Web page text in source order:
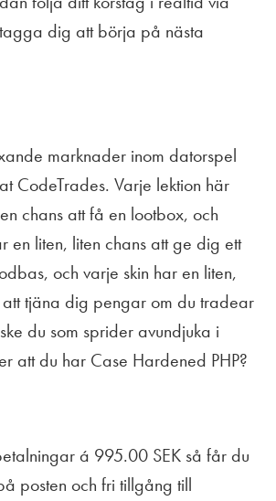
dig att börja på nästa
marknader inom datorspel
CodeTrades. Varje lektion här
chans att få en lootbox, och
en liten, liten chans att ge dig ett
och varje skin har en liten,
att tjäna dig pengar om du tradear
du som sprider avundjuka i
att du har Case Hardened PHP?
á 995.00 SEK så får du
posten och fri tillgång till